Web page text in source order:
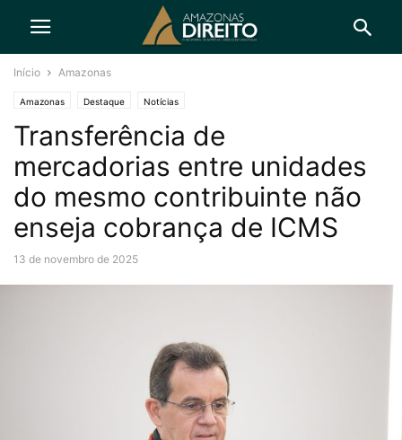
Início Amazonas
Amazonas Destaque Notícias
Transferência de
mercadorias entre unidades
do mesmo contribuinte não
enseja cobrança de ICMS
13 de novembro de 2025